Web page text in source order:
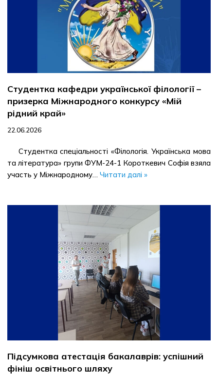
Студентка кафедри української філології –
призерка Міжнародного конкурсу «Мій
рідний край»
22.06.2026
Студентка спеціальності «Філологія. Українська мова
та література» групи ФУМ-24-1 Короткевич Софія взяла
участь у Міжнародному… Читати далі »
Підсумкова атестація бакалаврів: успішний
фініш освітнього шляху